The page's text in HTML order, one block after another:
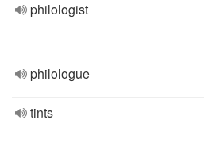
philologist
philologue
tints